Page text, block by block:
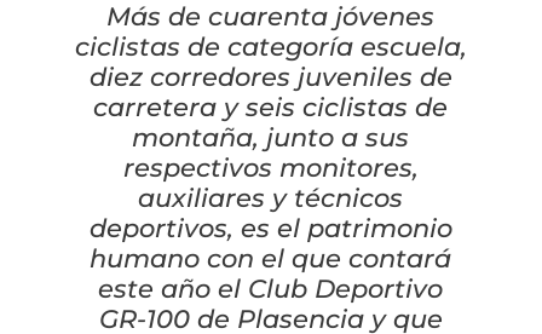
Eléctricas
Infantil
Montajes a la Carta
Segunda mano
Pedales
Potencias
Ruedas
Sillines
Suspensión
Gafas
Zapatillas
Puños y cintas
Luces
Bombas
Equipaciones gr-100
Equipaciones Extremadura
Guantes
Calcetines
REBAJAS
OUTLET
Más de cuarenta jóvenes
ciclistas de categoría escuela,
diez corredores juveniles de
carretera y seis ciclistas de
montaña, junto a sus
respectivos monitores,
auxiliares y técnicos
deportivos, es el patrimonio
humano con el que contará
este año el Club Deportivo
GR-100 de Plasencia y que